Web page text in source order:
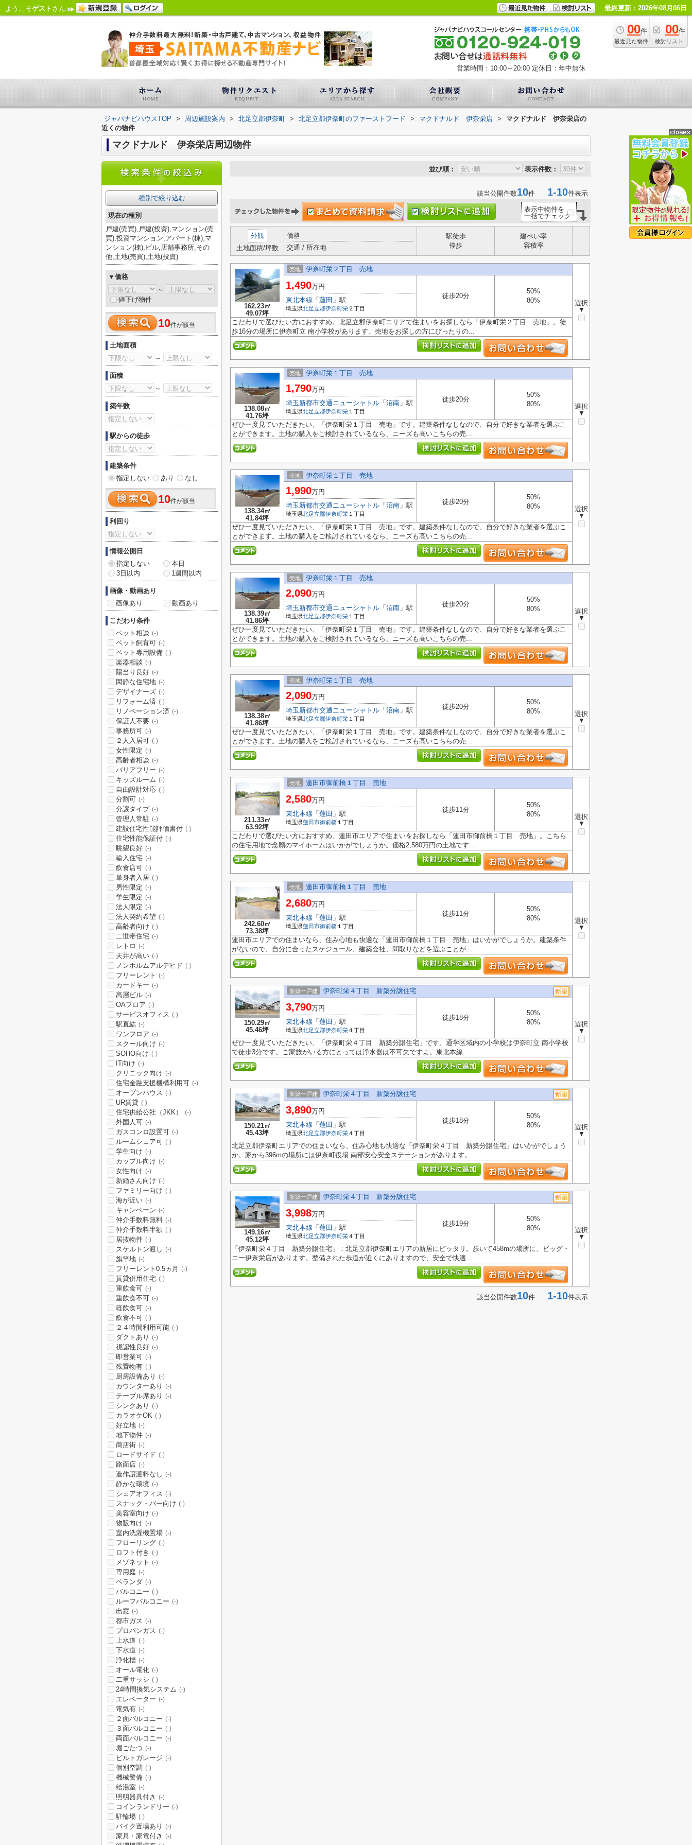
ようこそゲスト さん 最終更新：2026年08月06日
00件
最近見た物件
00件
検討リスト
営業時間：10:00～20:00 定休日：年中無休
ジャパナビハウスTOP > 周辺施設案内 > 北足立郡伊奈町 > 北足立郡伊奈町のファーストフード > マクドナルド 伊奈栄店 >
マクドナルド 伊奈栄店の
近くの物件
マクドナルド 伊奈栄店周辺物件
並び順： 表示件数：
該当公開件数10件 1-10件表示
表示中物件を
一括でチェック
外観
土地面積/坪数
価格
交通 / 所在地
駅徒歩
停歩
建ぺい率
容積率
162.23㎡
49.07坪
売地 伊奈町栄２丁目 売地
選択
▼
1,490万円
東北本線 「 蓮田 」駅
埼玉県北足立郡伊奈町栄 ２丁目
徒歩20分
50%
80%
こだわりで選びたい方におすすめ。北足立郡伊奈町エリアで住まいをお探しなら「伊奈町栄２丁目 売地」。徒
歩16分の場所に伊奈町立 南小学校があります。売地をお探しの方にぴったりの...
138.08㎡
41.76坪
売地 伊奈町栄１丁目 売地
選択
▼
1,790万円
埼玉新都市交通ニューシャトル 「 沼南 」駅
埼玉県北足立郡伊奈町栄 １丁目
徒歩20分
50%
80%
ぜひ一度見ていただきたい、「伊奈町栄１丁目 売地」です。建築条件なしなので、自分で好きな業者を選ぶこ
とができます。土地の購入をご検討されているなら、ニーズも高いこちらの売...
138.34㎡
41.84坪
売地 伊奈町栄１丁目 売地
選択
▼
1,990万円
埼玉新都市交通ニューシャトル 「 沼南 」駅
埼玉県北足立郡伊奈町栄 １丁目
徒歩20分
50%
80%
ぜひ一度見ていただきたい、「伊奈町栄１丁目 売地」です。建築条件なしなので、自分で好きな業者を選ぶこ
とができます。土地の購入をご検討されているなら、ニーズも高いこちらの売...
138.39㎡
41.86坪
売地 伊奈町栄１丁目 売地
選択
▼
2,090万円
埼玉新都市交通ニューシャトル 「 沼南 」駅
埼玉県北足立郡伊奈町栄 １丁目
徒歩20分
50%
80%
ぜひ一度見ていただきたい、「伊奈町栄１丁目 売地」です。建築条件なしなので、自分で好きな業者を選ぶこ
とができます。土地の購入をご検討されているなら、ニーズも高いこちらの売...
138.38㎡
41.86坪
売地 伊奈町栄１丁目 売地
選択
▼
2,090万円
埼玉新都市交通ニューシャトル 「 沼南 」駅
埼玉県北足立郡伊奈町栄 １丁目
徒歩20分
50%
80%
ぜひ一度見ていただきたい、「伊奈町栄１丁目 売地」です。建築条件なしなので、自分で好きな業者を選ぶこ
とができます。土地の購入をご検討されているなら、ニーズも高いこちらの売...
211.33㎡
63.92坪
売地 蓮田市御前橋１丁目 売地
選択
▼
2,580万円
東北本線 「 蓮田 」駅
埼玉県蓮田市御前橋 １丁目
徒歩11分
50%
80%
こだわりで選びたい方におすすめ。蓮田市エリアで住まいをお探しなら「蓮田市御前橋１丁目 売地」。こちら
の住宅用地で念願のマイホームはいかがでしょうか。価格2,580万円の土地です...
242.60㎡
73.38坪
売地 蓮田市御前橋１丁目 売地
選択
▼
2,680万円
東北本線 「 蓮田 」駅
埼玉県蓮田市御前橋 １丁目
徒歩11分
50%
80%
蓮田市エリアでの住まいなら、住み心地も快適な「蓮田市御前橋１丁目 売地」はいかがでしょうか。建築条件
がないので、自分に合ったスケジュール、建築会社、間取りなどを選ぶことが...
150.29㎡
45.46坪
新築一戸建 伊奈町栄４丁目 新築分譲住宅
選択
▼
3,790万円
東北本線 「 蓮田 」駅
埼玉県北足立郡伊奈町栄４丁目
徒歩18分
50%
80%
ぜひ一度見ていただきたい、「伊奈町栄４丁目 新築分譲住宅」です。通学区域内の小学校は伊奈町立 南小学校
で徒歩3分です。ご家族がいる方にとっては浄水器は不可欠ですよ。東北本線...
150.21㎡
45.43坪
新築一戸建 伊奈町栄４丁目 新築分譲住宅
選択
▼
3,890万円
東北本線 「 蓮田 」駅
埼玉県北足立郡伊奈町栄４丁目
徒歩18分
50%
80%
北足立郡伊奈町エリアでの住まいなら、住み心地も快適な「伊奈町栄４丁目 新築分譲住宅」はいかがでしょう
か。家から396mの場所には伊奈町役場 南部安心安全ステーションがあります。...
149.16㎡
45.12坪
新築一戸建 伊奈町栄４丁目 新築分譲住宅
選択
▼
3,998万円
東北本線 「 蓮田 」駅
埼玉県北足立郡伊奈町栄４丁目
徒歩19分
50%
80%
「伊奈町栄４丁目 新築分譲住宅」：北足立郡伊奈町エリアの新居にピッタリ。歩いて458mの場所に、ビッグ・
エー伊奈栄店があります。整備された歩道が近くにありますので、安全で快適...
該当公開件数10件 1-10件表示
種別で絞り込む
現在の種別
戸建(売買),戸建(投資),マンション(売
買),投資マンション,アパート(棟),マ
ンション(棟),ビル,店舗事務所,その
他,土地(売買),土地(投資)
▼価格
～
値下げ物件
10件が該当
土地面積
～
面積
～
築年数
駅からの徒歩
建築条件
指定しない
あり なし
10件が該当
利回り
情報公開日
指定しない
本日
3日以内
1週間以内
画像・動画あり
画像あり
動画あり
こだわり条件
ペット相談 (-)
ペット飼育可 (-)
ペット専用設備 (-)
楽器相談 (-)
陽当り良好 (-)
閑静な住宅地 (-)
デザイナーズ (-)
リフォーム済 (-)
リノベーション済 (-)
保証人不要 (-)
事務所可 (-)
２人入居可 (-)
女性限定 (-)
高齢者相談 (-)
バリアフリー (-)
キッズルーム (-)
自由設計対応 (-)
分割可 (-)
分譲タイプ (-)
管理人常駐 (-)
建設住宅性能評価書付 (-)
住宅性能保証付 (-)
眺望良好 (-)
輸入住宅 (-)
飲食店可 (-)
単身者入居 (-)
男性限定 (-)
学生限定 (-)
法人限定 (-)
法人契約希望 (-)
高齢者向け (-)
二世帯住宅 (-)
レトロ (-)
天井が高い (-)
ノンホルムアルデヒド (-)
フリーレント (-)
カードキー (-)
高層ビル (-)
OAフロア (-)
サービスオフィス (-)
駅直結 (-)
ワンフロア (-)
スクール向け (-)
SOHO向け (-)
IT向け (-)
クリニック向け (-)
住宅金融支援機構利用可 (-)
オープンハウス (-)
UR賃貸 (-)
住宅供給公社（JKK） (-)
外国人可 (-)
ガスコンロ設置可 (-)
ルームシェア可 (-)
学生向け (-)
カップル向け (-)
女性向け (-)
新婚さん向け (-)
ファミリー向け (-)
海が近い (-)
キャンペーン (-)
仲介手数料無料 (-)
仲介手数料半額 (-)
居抜物件 (-)
スケルトン渡し (-)
旗竿地 (-)
フリーレント0.5ヵ月 (-)
賃貸併用住宅 (-)
重飲食可 (-)
重飲食不可 (-)
軽飲食可 (-)
飲食不可 (-)
２４時間利用可能 (-)
ダクトあり (-)
視認性良好 (-)
即営業可 (-)
残置物有 (-)
厨房設備あり (-)
カウンターあり (-)
テーブル席あり (-)
シンクあり (-)
カラオケOK (-)
好立地 (-)
地下物件 (-)
商店街 (-)
ロードサイド (-)
路面店 (-)
造作譲渡料なし (-)
静かな環境 (-)
シェアオフィス (-)
スナック・バー向け (-)
美容室向け (-)
物販向け (-)
室内洗濯機置場 (-)
フローリング (-)
ロフト付き (-)
メゾネット (-)
専用庭 (-)
ベランダ (-)
バルコニー (-)
ルーフバルコニー (-)
出窓 (-)
都市ガス (-)
プロパンガス (-)
上水道 (-)
下水道 (-)
浄化槽 (-)
オール電化 (-)
二重サッシ (-)
24時間換気システム (-)
エレベーター (-)
電気有 (-)
２面バルコニー (-)
３面バルコニー (-)
両面バルコニー (-)
堀ごたつ (-)
ビルトガレージ (-)
個別空調 (-)
機械警備 (-)
給湯室 (-)
照明器具付き (-)
コインランドリー (-)
駐輪場 (-)
バイク置場あり (-)
家具・家電付き (-)